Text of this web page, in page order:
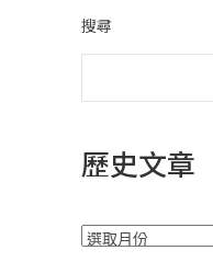
搜尋
歷史文章
彙